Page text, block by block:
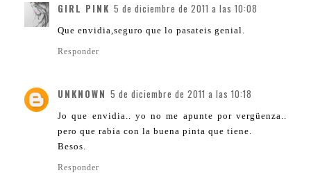
GIRL PINK 5 de diciembre de 2011 a las 10:08
Que envidia,seguro que lo pasateis genial.
Responder
UNKNOWN 5 de diciembre de 2011 a las 10:18
Jo que envidia.. yo no me apunte por vergüenza..
pero que rabia con la buena pinta que tiene.
Besos.
Responder